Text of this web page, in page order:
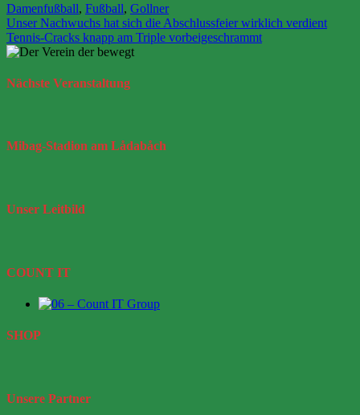
Damenfußball, Fußball, Gollner
Beitragsnavigation
Unser Nachwuchs hat sich die Abschlussfeier wirklich verdient
Tennis-Cracks knapp am Triple vorbeigeschrammt
Nächste Veranstaltung
Mibag-Stadion am Lådabåch
Unser Leitbild
COUNT IT
SHOP
Unsere Partner